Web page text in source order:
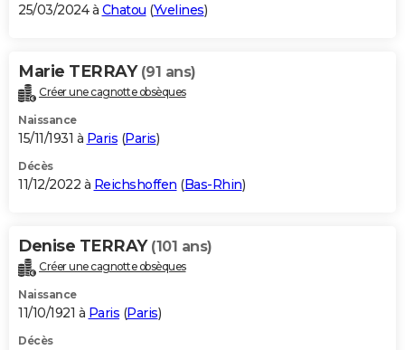
25/03/2024 à Chatou (Yvelines)
Marie TERRAY (91 ans)
Créer une cagnotte obsèques
Naissance
15/11/1931 à Paris (Paris)
Décès
11/12/2022 à Reichshoffen (Bas-Rhin)
Denise TERRAY (101 ans)
Créer une cagnotte obsèques
Naissance
11/10/1921 à Paris (Paris)
Décès